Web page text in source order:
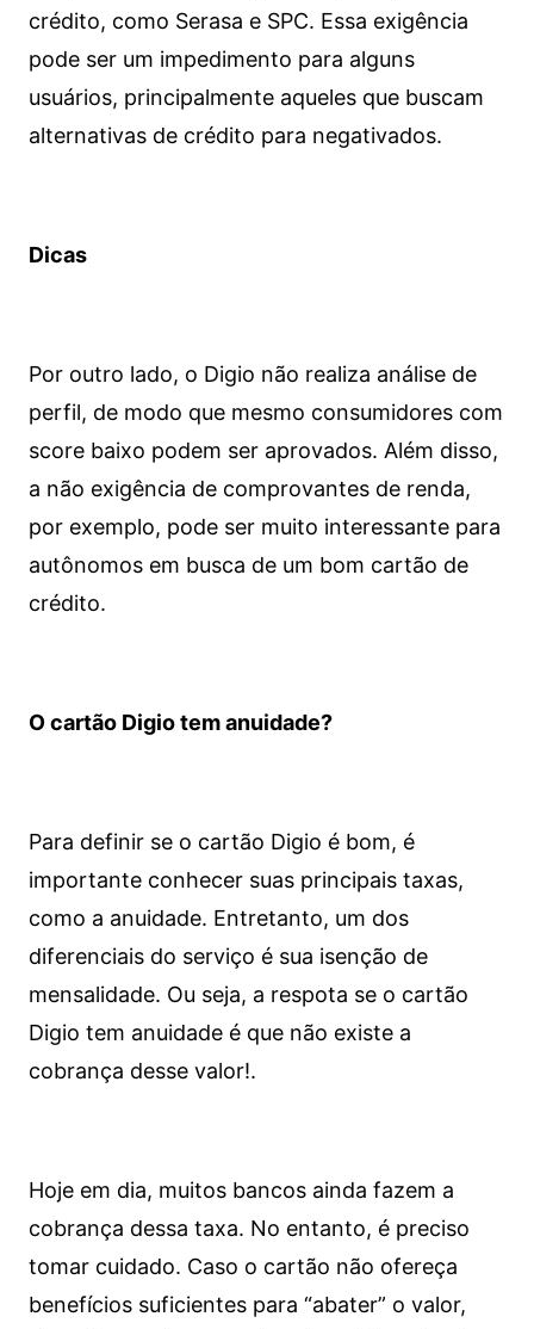
crédito, como Serasa e SPC. Essa exigência
pode ser um impedimento para alguns
usuários, principalmente aqueles que buscam
alternativas de crédito para negativados.
Dicas
Por outro lado, o Digio não realiza análise de
perfil, de modo que mesmo consumidores com
score baixo podem ser aprovados. Além disso,
a não exigência de comprovantes de renda,
por exemplo, pode ser muito interessante para
autônomos em busca de um bom cartão de
crédito.
O cartão Digio tem anuidade?
Para definir se o cartão Digio é bom, é
importante conhecer suas principais taxas,
como a anuidade. Entretanto, um dos
diferenciais do serviço é sua isenção de
mensalidade. Ou seja, a respota se o cartão
Digio tem anuidade é que não existe a
cobrança desse valor!.
Hoje em dia, muitos bancos ainda fazem a
cobrança dessa taxa. No entanto, é preciso
tomar cuidado. Caso o cartão não ofereça
benefícios suficientes para “abater” o valor,